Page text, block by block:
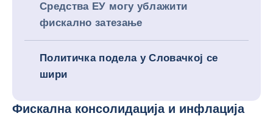
Средства ЕУ могу ублажити
фискално затезање
Политичка подела у Словачкој се
шири
Фискална консолидација и инфлација